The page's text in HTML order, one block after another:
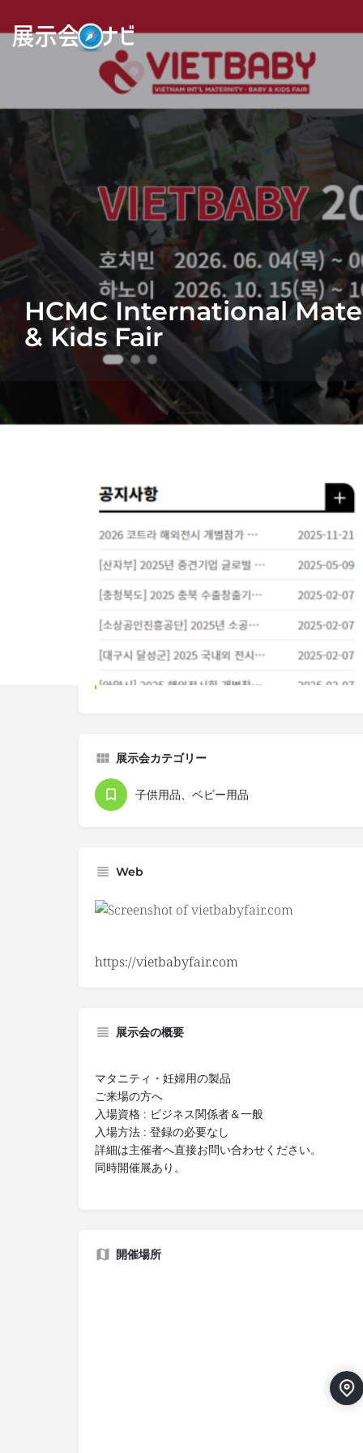
HCMC International
& Kids Fair
2026-06-04 - 2026-06-07
展示会カテゴリー
子供用品、ベビー用品
Web
https://vietbabyfair.com
展示会の概要
マタニティ・妊婦用の製品
ご来場の方へ
入場資格 : ビジネス関係者＆一般
入場方法 : 登録の必要なし
詳細は主催者へ直接お問い合わせください。
同時開催展あり。
開催場所